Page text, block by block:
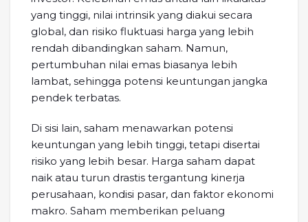
yang tinggi, nilai intrinsik yang diakui secara
global, dan risiko fluktuasi harga yang lebih
rendah dibandingkan saham. Namun,
pertumbuhan nilai emas biasanya lebih
lambat, sehingga potensi keuntungan jangka
pendek terbatas.
Di sisi lain, saham menawarkan potensi
keuntungan yang lebih tinggi, tetapi disertai
risiko yang lebih besar. Harga saham dapat
naik atau turun drastis tergantung kinerja
perusahaan, kondisi pasar, dan faktor ekonomi
makro. Saham memberikan peluang